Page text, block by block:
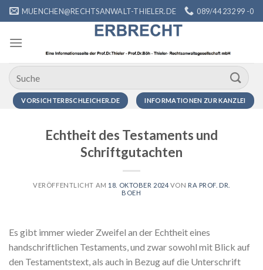
Zum
Inhalt
springen
MUENCHEN@RECHTSANWALT-THIELER.DE 089/44 232 99 -0
VORSICHTERBSCHLEICHER.DE INFORMATIONEN ZUR KANZLEI
Echtheit des Testaments und
Schriftgutachten
VERÖFFENTLICHT AM 18. OKTOBER 2024 VON RA PROF. DR.
BOEH
Es gibt immer wieder Zweifel an der Echtheit eines
handschriftlichen Testaments, und zwar sowohl mit Blick auf
den Testamentstext, als auch in Bezug auf die Unterschrift